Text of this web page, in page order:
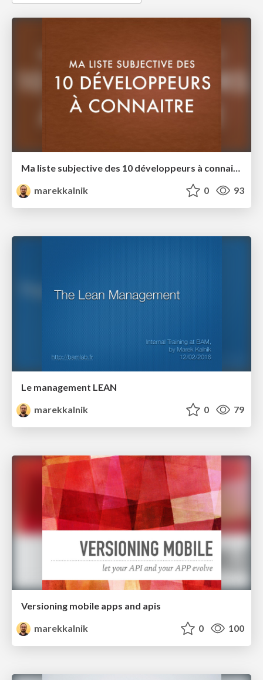
Ma liste subjective des 10 développeurs à connaitre
marekkalnik
0 93
Le management LEAN
marekkalnik
0 79
Versioning mobile apps and apis
marekkalnik
0 100